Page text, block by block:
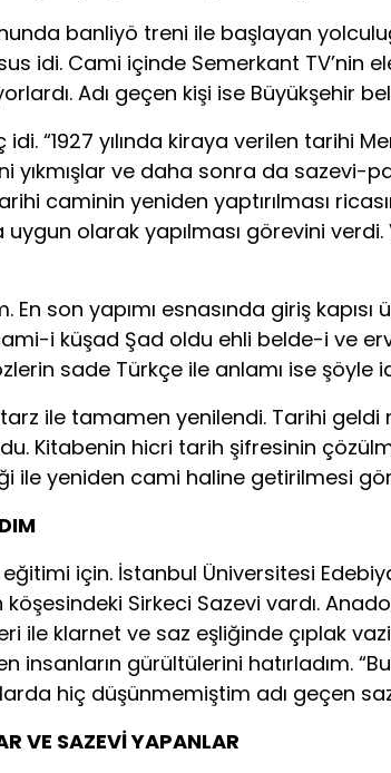
banliyö treni ile başlayan
idi. Cami içinde Semerkant TV’nin
Adı geçen kişi ise Büyükşehir
“1927 yılında kiraya verilen
ve daha sonra da sazevi-
caminin yeniden yaptırılması
uygun olarak yapılması görevini
son yapımı esnasında giriş
i küşad Şad oldu ehli belde-i ve
sade Türkçe ile anlamı ise şöyle
ile tamamen yenilendi. Tarihi geldi
Kitabenin hicri tarih şifresinin
ile yeniden cami haline getirilmesi
eğitimi için. İstanbul Üniversitesi
köşesindeki Sirkeci Sazevi vardı.
ile klarnet ve saz eşliğinde çıplak
insanların gürültülerini hatırladım.
hiç düşünmemiştim adı geçen
VE SAZEVİ YAPANLAR